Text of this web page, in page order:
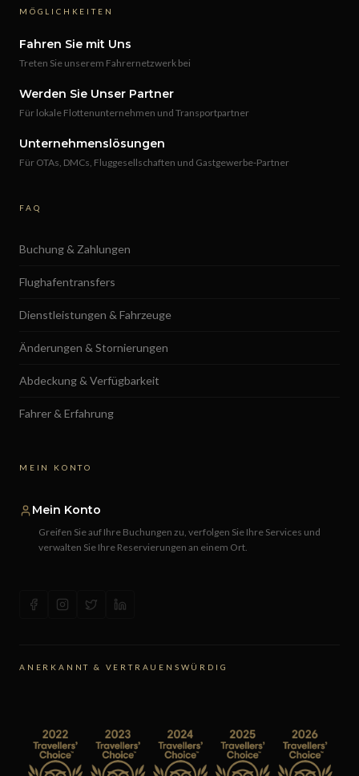
MÖGLICHKEITEN
Fahren Sie mit Uns
Treten Sie unserem Fahrernetzwerk bei
Werden Sie Unser Partner
Für lokale Flottenunternehmen und Transportpartner
Unternehmenslösungen
Für OTAs, DMCs, Fluggesellschaften und Gastgewerbe-Partner
FAQ
Buchung & Zahlungen
Flughafentransfers
Dienstleistungen & Fahrzeuge
Änderungen & Stornierungen
Abdeckung & Verfügbarkeit
Fahrer & Erfahrung
MEIN KONTO
Mein Konto
Greifen Sie auf Ihre Buchungen zu, verfolgen Sie Ihre Services und
verwalten Sie Ihre Reservierungen an einem Ort.
ANERKANNT & VERTRAUENSWÜRDIG